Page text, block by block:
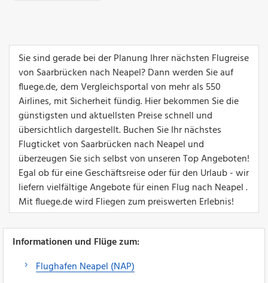
Sie sind gerade bei der Planung Ihrer nächsten Flugreise
von Saarbrücken nach Neapel? Dann werden Sie auf
fluege.de, dem Vergleichsportal von mehr als 550
Airlines, mit Sicherheit fündig. Hier bekommen Sie die
günstigsten und aktuellsten Preise schnell und
übersichtlich dargestellt. Buchen Sie Ihr nächstes
Flugticket von Saarbrücken nach Neapel und
überzeugen Sie sich selbst von unseren Top Angeboten!
Egal ob für eine Geschäftsreise oder für den Urlaub - wir
liefern vielfältige Angebote für einen Flug nach Neapel .
Mit fluege.de wird Fliegen zum preiswerten Erlebnis!
Informationen und Flüge zum:
Flughafen Neapel (NAP)